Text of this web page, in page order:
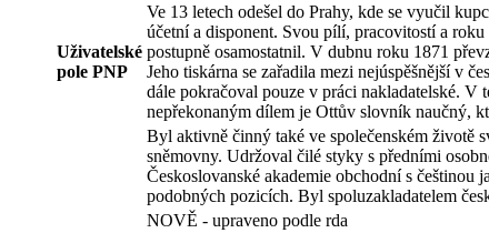
Uživatelské
pole PNP
Ve 13 letech odešel do Prahy, kde se vyučil
účetní a disponent. Svou pílí, pracovitostí a
postupně osamostatnil. V dubnu roku 1871
Jeho tiskárna se zařadila mezi nejúspěšnější v
dále pokračoval pouze v práci nakladatelské.
nepřekonaným dílem je Ottův slovník naučný,
Byl aktivně činný také ve společenském životě
sněmovny. Udržoval čilé styky s předními
Českoslovanské akademie obchodní s
podobných pozicích. Byl spoluzakladatelem
NOVĚ - upraveno podle rda